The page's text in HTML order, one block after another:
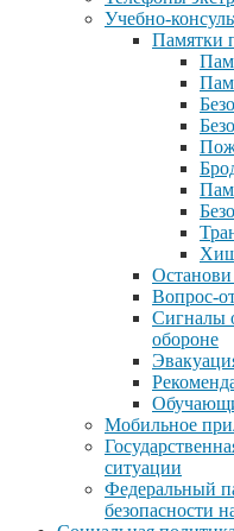
Учебно-
Памятки
Останови
Вопрос-
Сигналы
обороне
Мобильное
ситуации
Федеральный
безопасности